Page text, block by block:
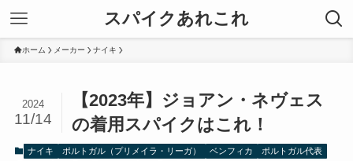
スパイクあれこれ
ホーム メーカー ナイキ
【2023年】ジョアン・ネヴェス
の着用スパイクはこれ！
2024
11/14
ナイキ ポルトガル（プリメイラ・リーガ） ベンフィカ ポルトガル代表